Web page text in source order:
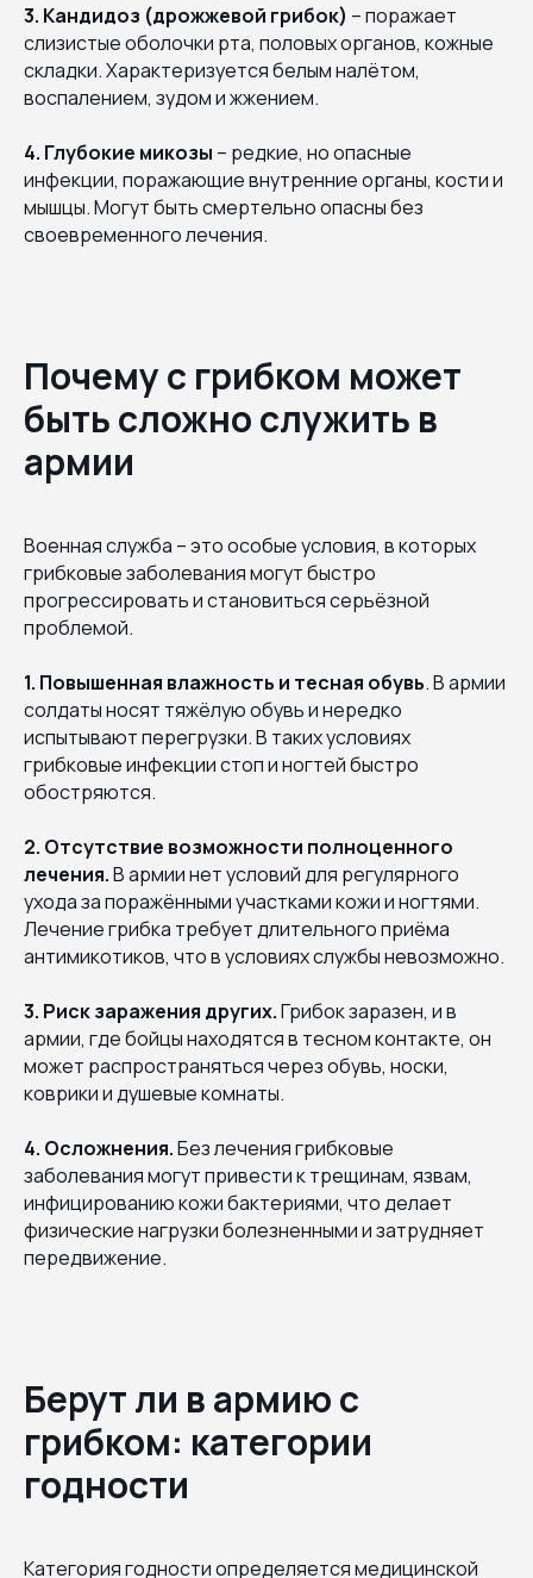
3. Кандидоз (дрожжевой грибок) – поражает
слизистые оболочки рта, половых органов, кожные
складки. Характеризуется белым налётом,
воспалением, зудом и жжением.
4. Глубокие микозы – редкие, но опасные
инфекции, поражающие внутренние органы, кости и
мышцы. Могут быть смертельно опасны без
своевременного лечения.
Почему с грибком может
быть сложно служить в
армии
Военная служба – это особые условия, в которых
грибковые заболевания могут быстро
прогрессировать и становиться серьёзной
проблемой.
1. Повышенная влажность и тесная обувь. В армии
солдаты носят тяжёлую обувь и нередко
испытывают перегрузки. В таких условиях
грибковые инфекции стоп и ногтей быстро
обостряются.
2. Отсутствие возможности полноценного
лечения.В армии нет условий для регулярного
ухода за поражёнными участками кожи и ногтями.
Лечение грибка требует длительного приёма
антимикотиков, что в условиях службы невозможно.
3. Риск заражения других.Грибок заразен, и в
армии, где бойцы находятся в тесном контакте, он
может распространяться через обувь, носки,
коврики и душевые комнаты.
4. Осложнения.Без лечения грибковые
заболевания могут привести к трещинам, язвам,
инфицированию кожи бактериями, что делает
физические нагрузки болезненными и затрудняет
передвижение.
Берут ли в армию с
грибком: категории
годности
Категория годности определяется медицинской